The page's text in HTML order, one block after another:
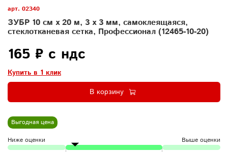
арт. 02340
ЗУБР 10 см х 20 м, 3 х 3 мм, самоклеящаяся,
стеклотканевая сетка, Профессионал (12465-10-20)
165 ₽ с ндс
Купить в 1 клик
В корзину
Выгодная цена
Ниже оценки Выше оценки